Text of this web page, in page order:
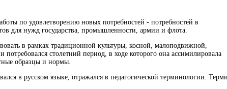
по удовлетворению новых потребностей - потребностей в
для нужд государства, промышленности, армии и флота.
в рамках традиционной культуры, косной, малоподвижной,
столетний период, в ходе которого она ассимилировала
образцы и нормы.
в русском языке, отражался в педагогической терминологии.